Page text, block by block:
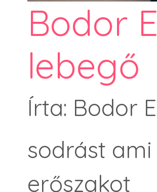
Bodor
lebegő
Írta: Bodor
sodrást
erőszakot